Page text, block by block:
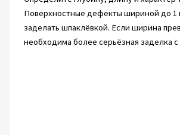
Поверхностные дефекты шириной до
заделать шпаклёвкой. Если ширина
необходима более серьёзная заделка